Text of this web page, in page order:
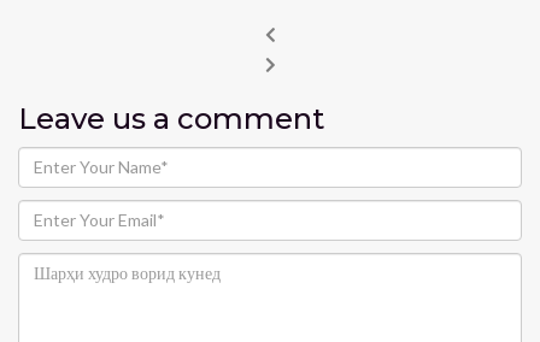
Leave us a comment